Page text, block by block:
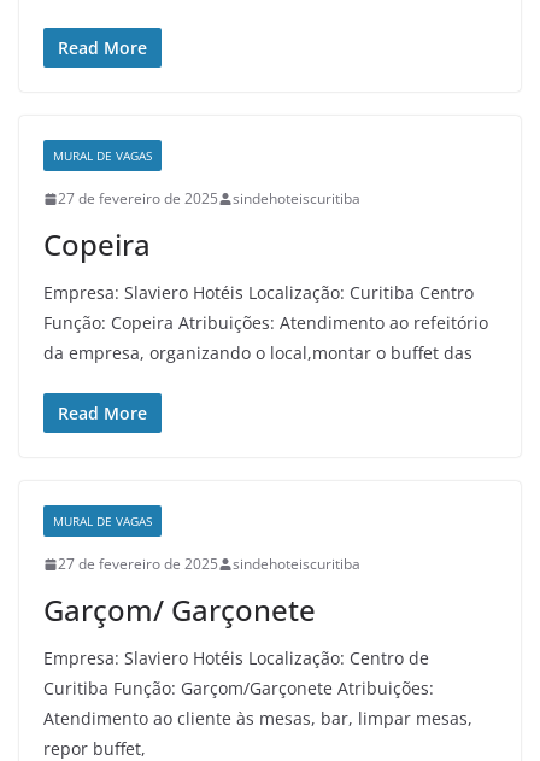
Read More
MURAL DE VAGAS
27 de fevereiro de 2025 sindehoteiscuritiba
Copeira
Empresa: Slaviero Hotéis Localização: Curitiba Centro
Função: Copeira Atribuições: Atendimento ao refeitório
da empresa, organizando o local,montar o buffet das
Read More
MURAL DE VAGAS
27 de fevereiro de 2025 sindehoteiscuritiba
Garçom/ Garçonete
Empresa: Slaviero Hotéis Localização: Centro de
Curitiba Função: Garçom/Garçonete Atribuições:
Atendimento ao cliente às mesas, bar, limpar mesas,
repor buffet,